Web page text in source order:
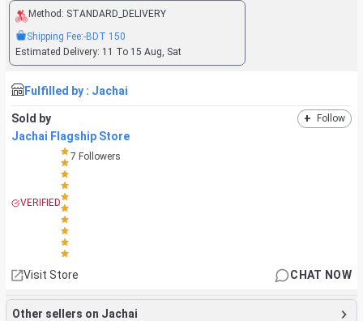
Method: STANDARD_DELIVERY
Shipping Fee:-BDT 150
Estimated Delivery: 11 To 15 Aug, Sat
Fulfilled by : Jachai
Sold by + Follow
Jachai Flagship Store
VERIFIED
7 Followers
Visit Store CHAT NOW
Other sellers on Jachai